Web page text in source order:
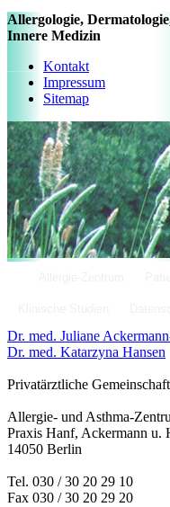
Allergologie,
Innere Medizin
Kontakt
Impressum
Sitemap
Dr. med. Juliane
Dr. med. Katarzyna Hansen
Privatärztliche
Allergie- und Asthma-
Praxis Hanf, Ackermann u.
14050 Berlin
Tel. 030 / 30 20 29 10
Fax 030 / 30 20 29 20